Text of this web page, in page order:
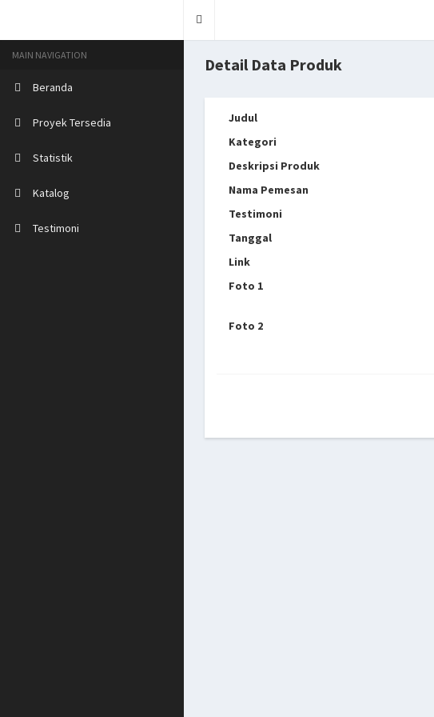
MAIN NAVIGATION
Beranda
Proyek Tersedia
Statistik
Katalog
Testimoni
Detail Data Produk
Judul
Kategori
Deskripsi Produk
Nama Pemesan
Testimoni
Tanggal
Link
Foto 1
Foto 2